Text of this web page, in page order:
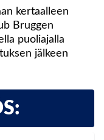
kertaalleen
Bruggen
puoliajalla
jälkeen